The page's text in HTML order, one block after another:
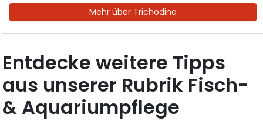
Mehr über Trichodina
Entdecke weitere Tipps
aus unserer Rubrik Fisch-
& Aquariumpflege